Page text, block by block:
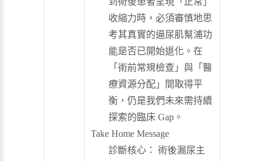
收縮力時，必須審慎地思
考其真實的逼尿肌幫浦功
能是否已開始退化。在
「術前常規檢查」與「醫
療資源分配」間取得平
衡，仍是我們未來需持續
探索的臨床 Gap。
Take Home Message
診斷核心： 術後漏尿主